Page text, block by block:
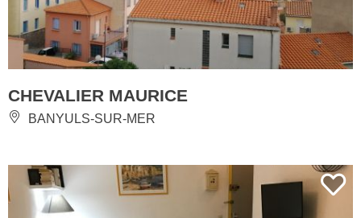
CHEVALIER MAURICE
BANYULS-SUR-MER